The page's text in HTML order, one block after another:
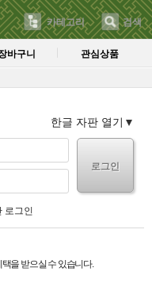
카테고리 검색
바구니 관심상품
한글 자판 열기
로그인
로그인
을 받으실 수 있습니다.